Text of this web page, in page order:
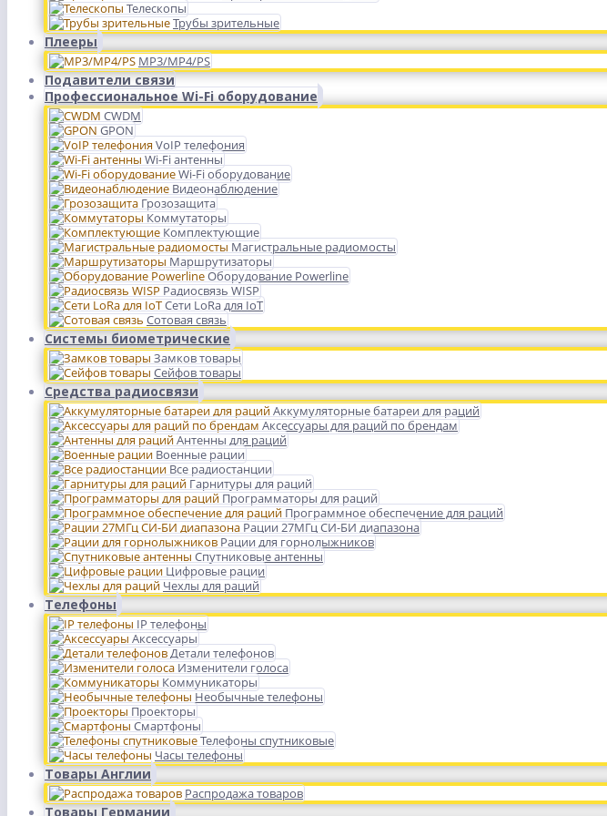
Телескопы
Трубы зрительные
Плееры
MP3/MP4/PS
Подавители связи
Профессиональное Wi-Fi оборудование
CWDM
GPON
VoIP телефония
Wi-Fi антенны
Wi-Fi оборудование
Видеонаблюдение
Грозозащита
Коммутаторы
Комплектующие
Магистральные радиомосты
Маршрутизаторы
Оборудование Powerline
Радиосвязь WISP
Сети LoRa для IoT
Сотовая связь
Системы биометрические
Замков товары
Сейфов товары
Средства радиосвязи
Аккумуляторные батареи для раций
Аксессуары для раций по брендам
Антенны для раций
Военные рации
Все радиостанции
Гарнитуры для раций
Программаторы для раций
Программное обеспечение для раций
Рации 27МГц СИ-БИ диапазона
Рации для горнолыжников
Спутниковые антенны
Цифровые рации
Чехлы для раций
Телефоны
IP телефоны
Аксессуары
Детали телефонов
Изменители голоса
Коммуникаторы
Необычные телефоны
Проекторы
Смартфоны
Телефоны спутниковые
Часы телефоны
Товары Англии
Распродажа товаров
Товары Германии